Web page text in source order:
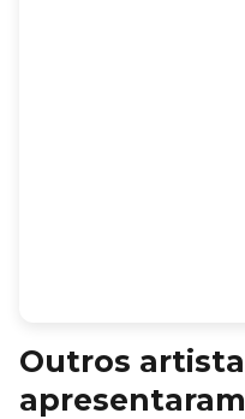
Outros